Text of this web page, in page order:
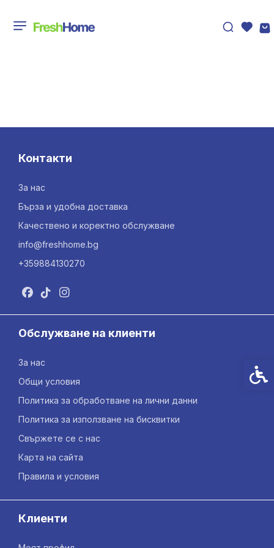
Контакти
За нас
Бърза и удобна доставка
Качествено и коректно обслужване
info@freshhome.bg
+359884130270
Обслужване на клиенти
За нас
Общи условия
Политика за обработване на лични данни
Политика за използване на бисквитки
Свържете се с нас
Карта на сайта
Правила и условия
Клиенти